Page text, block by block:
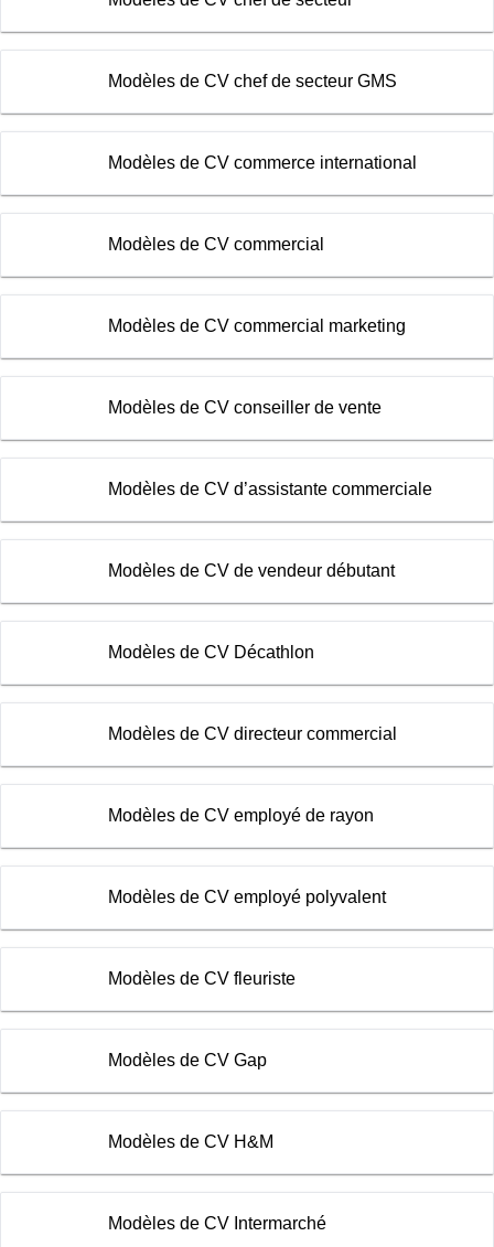
Modèles de CV chef de secteur GMS
Modèles de CV commerce international
Modèles de CV commercial
Modèles de CV commercial marketing
Modèles de CV conseiller de vente
Modèles de CV d’assistante commerciale
Modèles de CV de vendeur débutant
Modèles de CV Décathlon
Modèles de CV directeur commercial
Modèles de CV employé de rayon
Modèles de CV employé polyvalent
Modèles de CV fleuriste
Modèles de CV Gap
Modèles de CV H&M
Modèles de CV Intermarché